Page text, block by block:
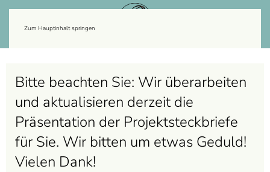
Zum Hauptinhalt springen
Bitte beachten Sie: Wir überarbeiten
und aktualisieren derzeit die
Präsentation der Projektsteckbriefe
für Sie. Wir bitten um etwas Geduld!
Vielen Dank!